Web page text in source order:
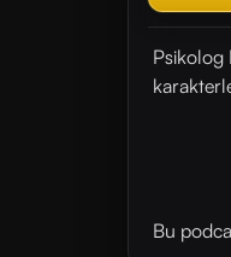
Psikolog
Bu